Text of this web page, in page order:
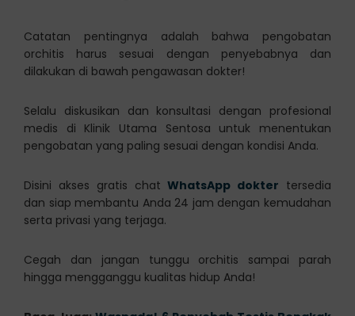
Catatan pentingnya adalah bahwa pengobatan
orchitis harus sesuai dengan penyebabnya dan
dilakukan di bawah pengawasan dokter!
Selalu diskusikan dan konsultasi dengan profesional
medis di Klinik Utama Sentosa untuk menentukan
pengobatan yang paling sesuai dengan kondisi Anda.
Disini akses gratis chatWhatsApp dokter tersedia
dan siap membantu Anda 24 jam dengan kemudahan
serta privasi yang terjaga.
Cegah dan jangan tunggu orchitis sampai parah
hingga mengganggu kualitas hidup Anda!